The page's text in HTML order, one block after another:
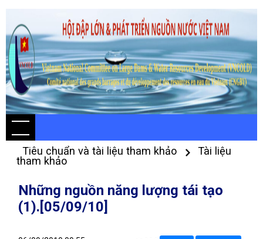
Tiêu chuẩn và tài liệu tham khảo
Tài liệu
tham khảo
Những nguồn năng lượng tái tạo
(1).[05/09/10]